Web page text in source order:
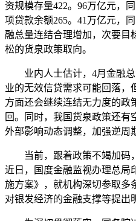
资规模存量422。96万亿元，
项贷款余额265。41万亿元，
融总量连结合理增加，次要目
松的货泉政策取向。
业内人士估计，4月金融总
业的无效信贷需求可能回落，
方面还会继续连结无力度的政
回。同时，我国货泉政策还有
外部影响动态调整，加强逆周
当前，跟着政策不竭加码，
近日，国度金融监视办理总局
施方案》，就机构深切参取多
对银发经济的金融支撑等提出